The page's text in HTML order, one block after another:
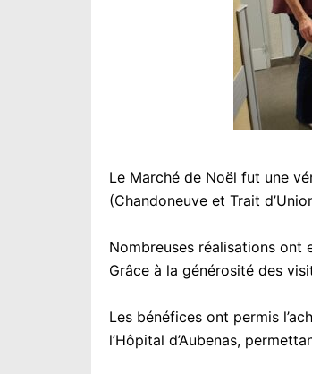
Le Marché de Noël fut une
(Chandoneuve et Trait
Nombreuses réalisations ont
Grâce à la générosité des
Les bénéfices ont permis
l’Hôpital d’Aubenas,